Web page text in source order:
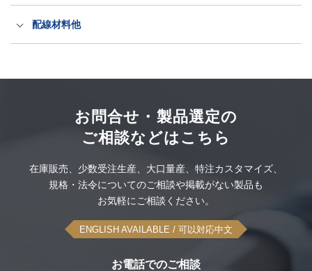
可搬型蓄電システム
配線材料他
感染対策品
このカテゴリーをすべて表示
お問合せ・製品選定の
ご相談などはこちら
在庫販売、 少数受注生産、 大口量産、 特注カスタマイズ、
規格・法令についてのご相談や掲載がない製品も
お気軽にご相談ください。
ENGLISH AVAILABLE / 可以対応中文
お電話でのご相談